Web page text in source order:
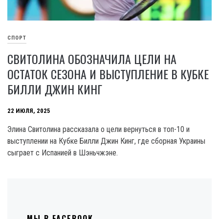
СПОРТ
СВИТОЛИНА ОБОЗНАЧИЛА ЦЕЛИ НА
ОСТАТОК СЕЗОНА И ВЫСТУПЛЕНИЕ В КУБКЕ
БИЛЛИ ДЖИН КИНГ
22 ИЮЛЯ, 2025
Элина Свитолина рассказала о цели вернуться в топ-10 и
выступлении на Кубке Билли Джин Кинг, где сборная Украины
сыграет с Испанией в Шэньчжэне.